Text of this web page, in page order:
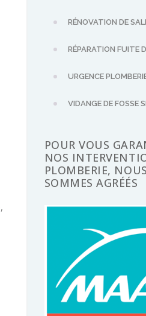
,
RÉNOVATION DE
RÉPARATION FUITE
URGENCE
VIDANGE DE FOSSE
POUR VOUS
NOS
PLOMBERIE, NOUS
SOMMES AGRÉÉS